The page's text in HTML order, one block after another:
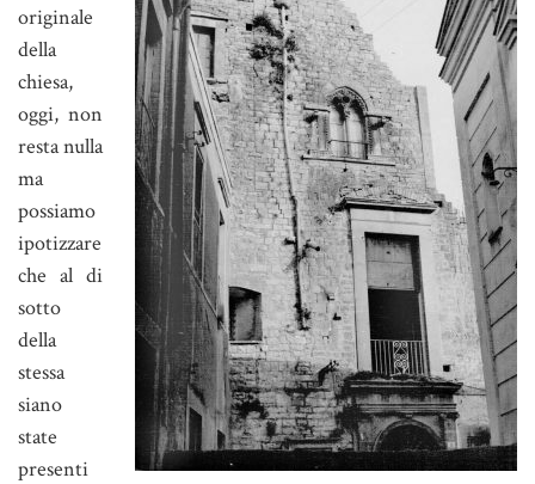
originale
della
chiesa,
oggi, non
resta nulla
ma
possiamo
ipotizzare
che al di
sotto
della
stessa
siano
state
presenti